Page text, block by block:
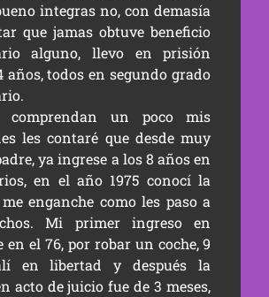
integras no, con demasía
que jamas obtuve beneficio
alguno, llevo en prisión
años, todos en segundo grado
comprendan un poco mis
les contaré que desde muy
ya ingrese a los 8 años en
en el año 1975 conocí la
enganche como les paso a
Mi primer ingreso en
el 76, por robar un coche, 9
en libertad y después la
acto de juicio fue de 3 meses,